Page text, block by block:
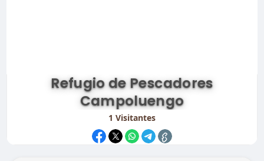
Refugio de Pescadores
Campoluengo
1 Visitantes